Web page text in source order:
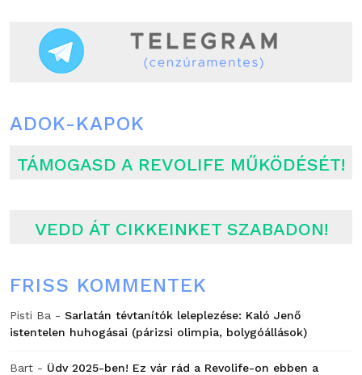
ADOK-KAPOK
TÁMOGASD A REVOLIFE MŰKÖDÉSÉT!
VEDD ÁT CIKKEINKET SZABADON!
FRISS KOMMENTEK
Pisti Ba - Sarlatán tévtanítók leleplezése: Kaló Jenő
istentelen huhogásai (párizsi olimpia, bolygóállások)
Bart - Üdv 2025-ben! Ez vár rád a Revolife-on ebben a